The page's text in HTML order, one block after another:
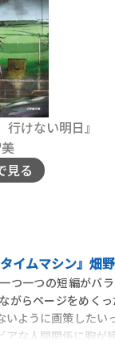
行けない明日』
見る
イムマシン』畑
一つの短編がバラ
がらページをめく
いように画策した
な人間関係に胸が